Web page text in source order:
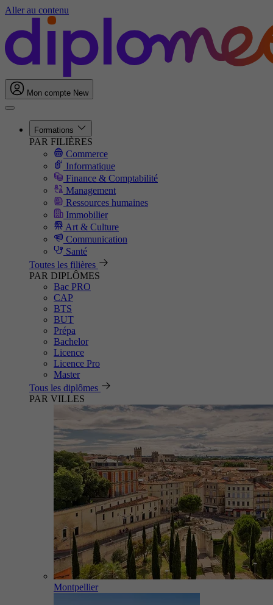
Aller au contenu
Mon compte New
Formations
PAR FILIÈRES
Commerce
Informatique
Finance & Comptabilité
Management
Ressources humaines
Immobilier
Art & Culture
Communication
Santé
Toutes les filières
PAR DIPLÔMES
Bac PRO
CAP
BTS
BUT
Prépa
Bachelor
Licence
Licence Pro
Master
Tous les diplômes
PAR VILLES
Montpellier